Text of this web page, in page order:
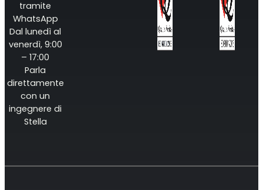
tramite
WhatsApp
Dal lunedì al
venerdì, 9:00
– 17:00
Parla
direttamente
con un
ingegnere di
Stella